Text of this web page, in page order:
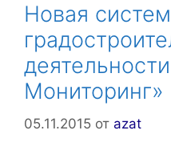
Новая
Мониторинг»
05.11.2015 от azat